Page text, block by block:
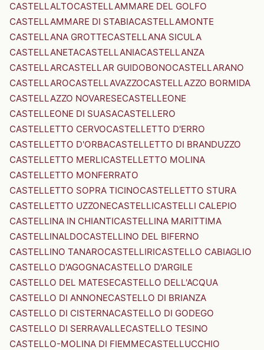
CASTELLALTOCASTELLAMMARE DEL GOLFO
CASTELLAMMARE DI STABIACASTELLAMONTE
CASTELLANA GROTTECASTELLANA SICULA
CASTELLANETACASTELLANIACASTELLANZA
CASTELLARCASTELLAR GUIDOBONOCASTELLARANO
CASTELLAROCASTELLAVAZZOCASTELLAZZO BORMIDA
CASTELLAZZO NOVARESECASTELLEONE
CASTELLEONE DI SUASACASTELLERO
CASTELLETTO CERVOCASTELLETTO D'ERRO
CASTELLETTO D'ORBACASTELLETTO DI BRANDUZZO
CASTELLETTO MERLICASTELLETTO MOLINA
CASTELLETTO MONFERRATO
CASTELLETTO SOPRA TICINOCASTELLETTO STURA
CASTELLETTO UZZONECASTELLICASTELLI CALEPIO
CASTELLINA IN CHIANTICASTELLINA MARITTIMA
CASTELLINALDOCASTELLINO DEL BIFERNO
CASTELLINO TANAROCASTELLIRICASTELLO CABIAGLIO
CASTELLO D'AGOGNACASTELLO D'ARGILE
CASTELLO DEL MATESECASTELLO DELL'ACQUA
CASTELLO DI ANNONECASTELLO DI BRIANZA
CASTELLO DI CISTERNACASTELLO DI GODEGO
CASTELLO DI SERRAVALLECASTELLO TESINO
CASTELLO-MOLINA DI FIEMMECASTELLUCCHIO